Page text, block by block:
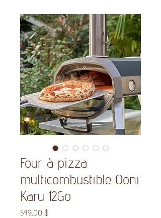
Four à pizza
multicombustible Ooni
Karu 12Go
549,00 $